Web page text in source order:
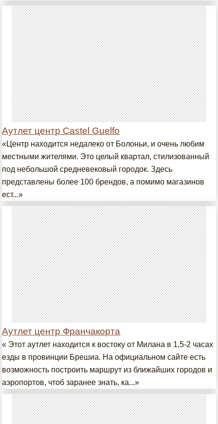
Аутлет центр Castel Guelfo
«Центр находится недалеко от Болоньи, и очень любим
местными жителями. Это целый квартал, стилизованный
под небольшой средневековый городок. Здесь
представлены более 100 брендов, а помимо магазинов
ест...»
Аутлет центр Франчакорта
« Этот аутлет находится к востоку от Милана в 1,5-2 часах
езды в провинции Брешиа. На официальном сайте есть
возможность построить маршрут из ближайших городов и
аэропортов, чтоб заранее знать, ка...»